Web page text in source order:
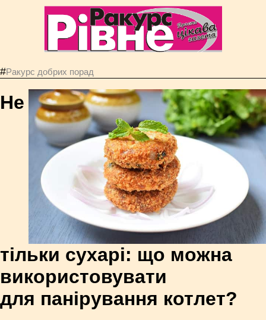
#Ракурс добрих порад
Не
тільки сухарі: що можна
використовувати
для панірування котлет?